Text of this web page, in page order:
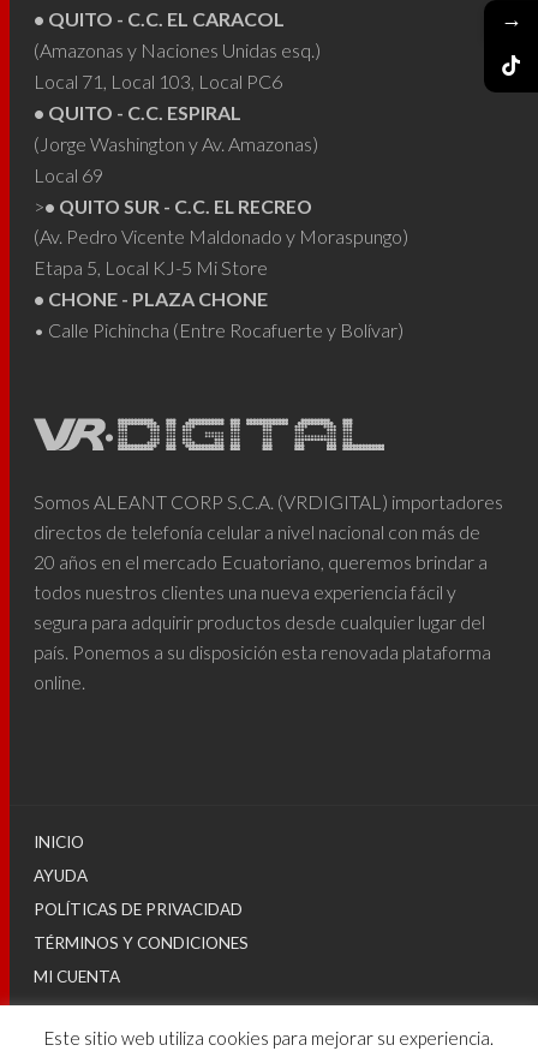
• QUITO - C.C. EL CARACOL
(Amazonas y Naciones Unidas esq.)
Local 71, Local 103, Local PC6
• QUITO - C.C. ESPIRAL
(Jorge Washington y Av. Amazonas)
Local 69
>• QUITO SUR - C.C. EL RECREO
(Av. Pedro Vicente Maldonado y Moraspungo)
Etapa 5, Local KJ-5 Mi Store
• CHONE - PLAZA CHONE
• Calle Pichincha (Entre Rocafuerte y Bolívar)
Somos ALEANT CORP S.C.A. (VRDIGITAL) importadores
directos de telefonía celular a nivel nacional con más de
20 años en el mercado Ecuatoriano, queremos brindar a
todos nuestros clientes una nueva experiencia fácil y
segura para adquirir productos desde cualquier lugar del
país. Ponemos a su disposición esta renovada plataforma
online.
INICIO
AYUDA
POLÍTICAS DE PRIVACIDAD
TÉRMINOS Y CONDICIONES
MI CUENTA
Este sitio web utiliza cookies para mejorar su experiencia.
→